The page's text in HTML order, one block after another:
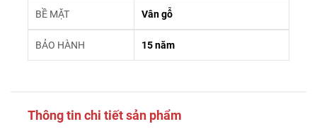
BỀ MẶT Vân gỗ
BẢO HÀNH 15 năm
Thông tin chi tiết sản phẩm